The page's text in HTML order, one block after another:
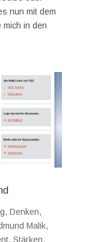
nun mit dem
mich in den
, Denken,
Malik,
, Stärken,